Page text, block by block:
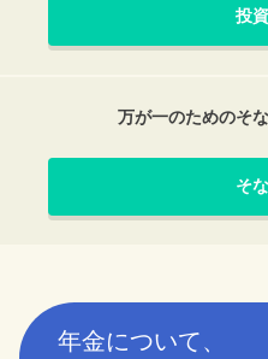
投
万が一のためのそ
そ
年金について、